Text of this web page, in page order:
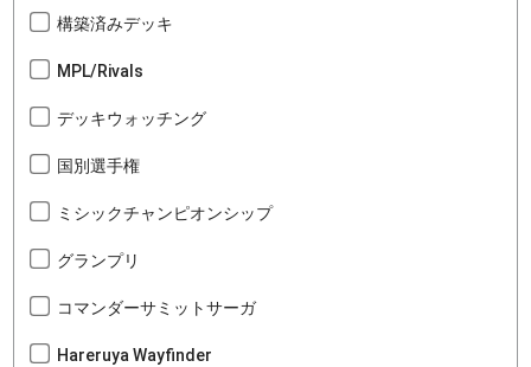
構築済みデッキ
MPL/Rivals
デッキウォッチング
国別選手権
ミシックチャンピオンシップ
グランプリ
コマンダーサミットサーガ
Hareruya Wayfinder